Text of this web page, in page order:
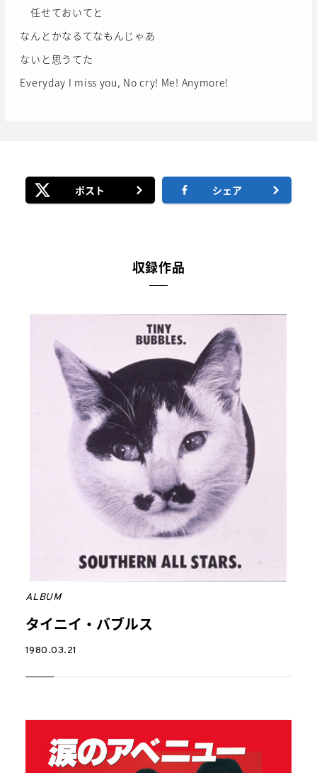
任せておいてと
なんとかなるてなもんじゃあ
ないと思うてた
Everyday I miss you, No cry! Me! Anymore!
ポスト シェア
収録作品
ALBUM
タイニイ・バブルス
1980.03.21